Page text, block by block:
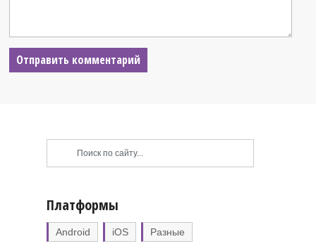
Платформы
Android iOS Разные